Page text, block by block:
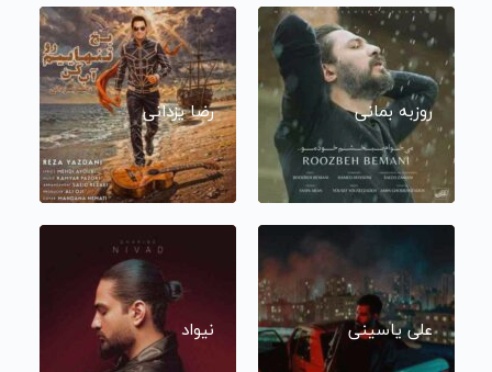
روزبه بمانی رضا یزدانی
علی یاسینی نیواد